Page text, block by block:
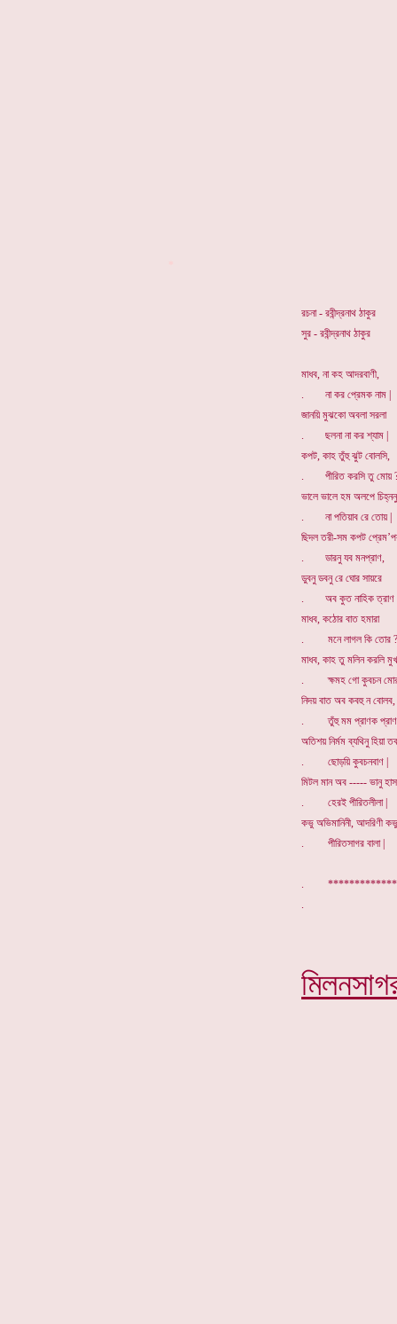
রচনা - রবীন্দ্রনাথ ঠাকুর
সুর - রবীন্দ্রনাথ ঠাকুর
মাধব, না কহ আদরবাণী,
. না কর প্রেমক নাম |
জানয়ি মুঝকো অবলা সরলা
. ছলনা না কর শ্যাম |
কপট, কাহ তুঁহু ঝুট বোলসি,
. পীরিত করসি তু মোয়
ভালে ভালে হম অলপে
. না পতিয়াব রে তোয় |
ছিদল তরী-সম কপট
. ডারনু যব মনপ্রাণ,
ডুবনু ডবনু রে ঘোর সায়রে
. অব কুত নাহিক ত্রাণ
মাধব, কঠোর বাত হমারা
. মনে লাগল কি তোর ?
মাধব, কাহ তু মলিন করলি
. ক্ষমহ গো কুবচন
নিদয় বাত অব কবহু ন বোলব,
. তুঁহু মম প্রাণক
অতিশয় নির্মম ব্যথিনু হিয়া তব
. ছোড়য়ি কুবচনবাণ |
মিটল মান অব ----- ভানু
. হেরই পীরিতলীলা |
কভু অভিমানিনী, আদরিণী কভু
. পীরিতসাগর বালা |
.